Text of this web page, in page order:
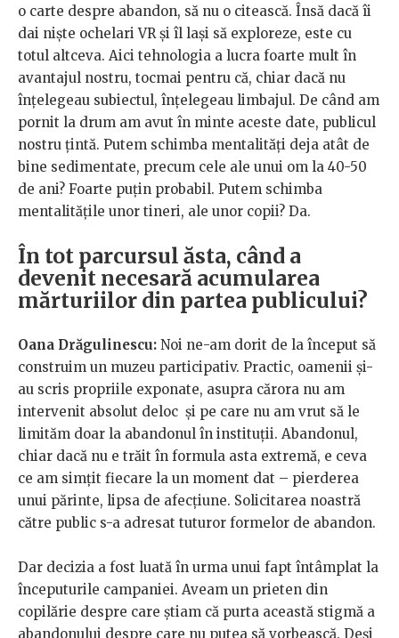
o carte despre abandon, să nu o citească. Însă dacă îi
dai niște ochelari VR și îl lași să exploreze, este cu
totul altceva. Aici tehnologia a lucra foarte mult în
avantajul nostru, tocmai pentru că, chiar dacă nu
înțelegeau subiectul, înțelegeau limbajul. De când am
pornit la drum am avut în minte aceste date, publicul
nostru țintă. Putem schimba mentalități deja atât de
bine sedimentate, precum cele ale unui om la 40-50
de ani? Foarte puțin probabil. Putem schimba
mentalitățile unor tineri, ale unor copii? Da.
În tot parcursul ăsta, când a
devenit necesară acumularea
mărturiilor din partea publicului?
Oana Drăgulinescu: Noi ne-am dorit de la început să
construim un muzeu participativ. Practic, oamenii și-
au scris propriile exponate, asupra cărora nu am
intervenit absolut deloc și pe care nu am vrut să le
limităm doar la abandonul în instituții. Abandonul,
chiar dacă nu e trăit în formula asta extremă, e ceva
ce am simțit fiecare la un moment dat – pierderea
unui părinte, lipsa de afecțiune. Solicitarea noastră
către public s-a adresat tuturor formelor de abandon.
Dar decizia a fost luată în urma unui fapt întâmplat la
începuturile campaniei. Aveam un prieten din
copilărie despre care știam că purta această stigmă a
abandonului despre care nu putea să vorbească. Deși